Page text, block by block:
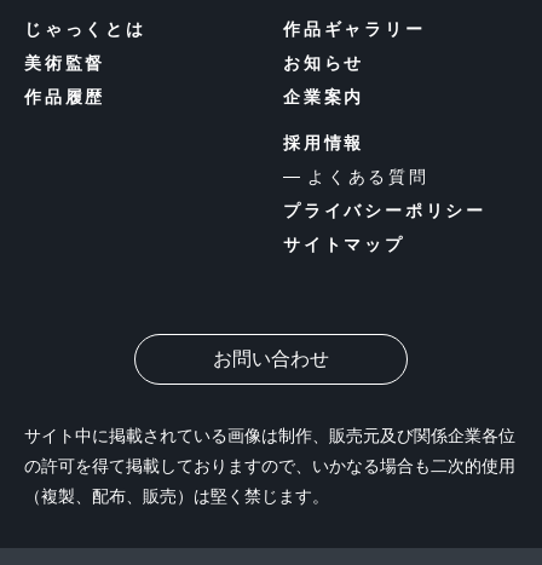
じゃっくとは
美術監督
作品履歴
作品ギャラリー
お知らせ
企業案内
採用情報
よくある質問
プライバシーポリシー
サイトマップ
お問い合わせ
サイト中に掲載されている画像は制作、販売元及び関係企業各位
の許可を得て掲載しておりますので、いかなる場合も二次的使用
（複製、配布、販売）は堅く禁じます。